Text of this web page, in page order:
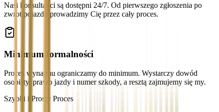
Nasi konsultanci są dostępni 24/7. Od pierwszego zgłoszenia po
zwrot pojazdu prowadzimy Cię przez cały proces.
Minimum formalności
Proces wynajmu ograniczamy do minimum. Wystarczy dowód
osobisty, prawo jazdy i numer szkody, a resztą zajmujemy się my.
Szybki i Prosty Proces